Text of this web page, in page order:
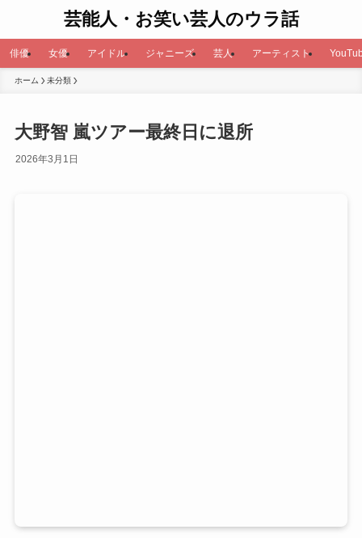
芸能人・お笑い芸人のウラ話
俳優 女優 アイドル ジャニーズ 芸人 アーティスト
ホーム 未分類
大野智 嵐ツアー最終日に退所
2026年3月1日